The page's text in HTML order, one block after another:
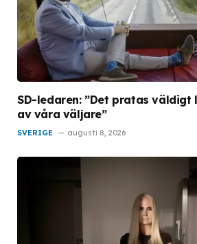
SD-ledaren: ”Det pratas väldigt
av våra väljare”
SVERIGE augusti 8, 2026